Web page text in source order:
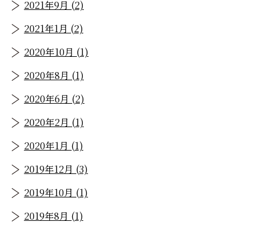
2021年9月 (2)
2021年1月 (2)
2020年10月 (1)
2020年8月 (1)
2020年6月 (2)
2020年2月 (1)
2020年1月 (1)
2019年12月 (3)
2019年10月 (1)
2019年8月 (1)